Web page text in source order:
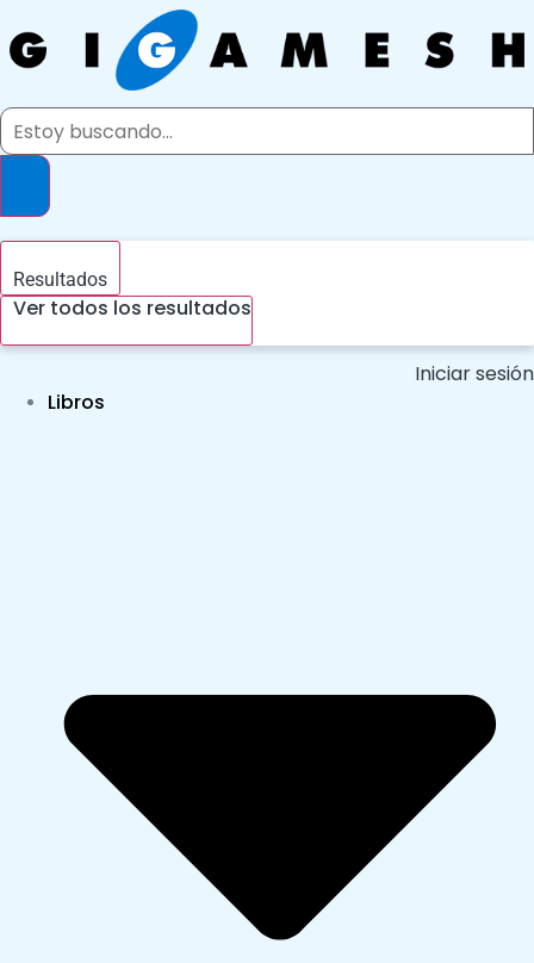
al
contenido
Search
Resultados
Ver todos los resultados
Iniciar sesión
Libros